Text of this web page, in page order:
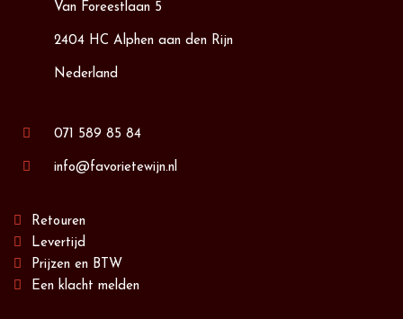
Van Foreestlaan 5
2404 HC Alphen aan den Rijn
Nederland
071 589 85 84
info@favorietewijn.nl
Retouren
Levertijd
Prijzen en BTW
Een klacht melden